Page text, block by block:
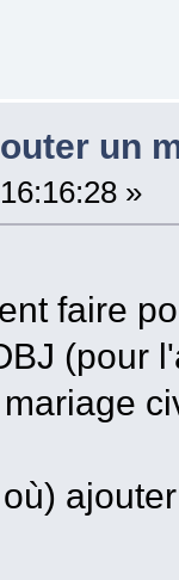
un
»
faire
(pour